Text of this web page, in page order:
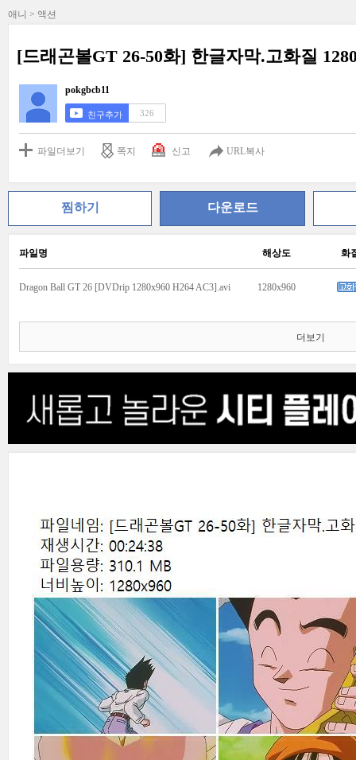
애니 > 액션
[드래곤볼GT 26-50화] 한글자막.고화질
pokgbcb11
친구추가 326
파일더보기 쪽지 신고 URL복사
찜하기 다운로드
파일명 해상도 화
Dragon Ball GT 26 [DVDrip 1280x960 H264 AC3].avi 1280x960
더보기